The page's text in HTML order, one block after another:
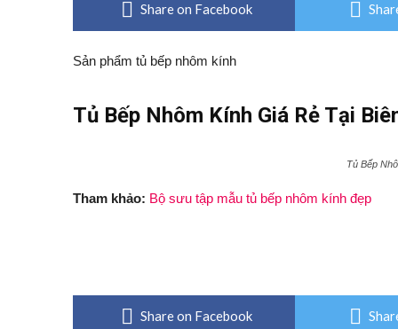
Share on Facebook
Sản phẩm tủ bếp nhôm kính
Tủ Bếp Nhôm Kính Giá Rẻ Tại
Tủ Bếp
Tham khảo: Bộ sưu tập mẫu tủ bếp nhôm kính đẹp
Share on Facebook